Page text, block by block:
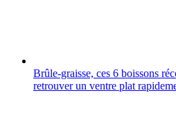
Brûle-graisse, ces 6 boissons
retrouver un ventre plat